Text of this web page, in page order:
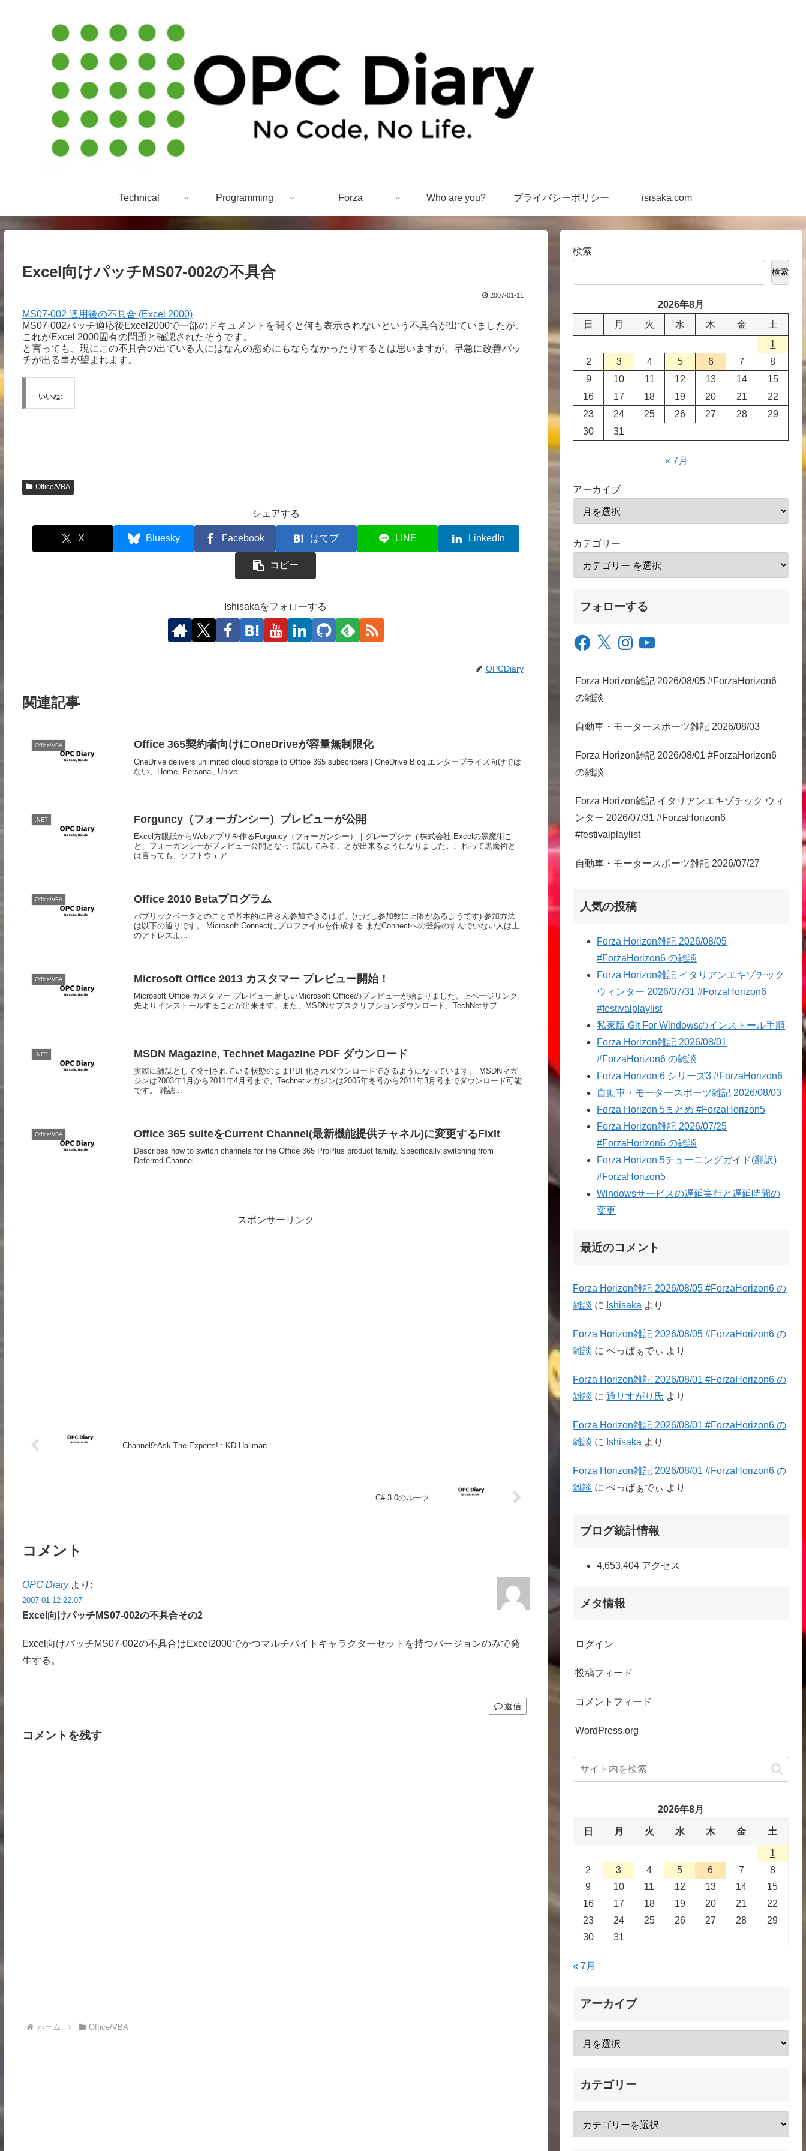
Technical Programming Forza Who are you? プライバシーポリシー isisaka.com
Excel向けパッチMS07-002の不具合
2007-01-11
MS07-002 適用後の不具合 (Excel 2000)
MS07-002パッチ適応後Excel2000で一部のドキュメントを開くと何も表示されないという不具合が出ていましたが、
これがExcel 2000固有の問題と確認されたそうです。
と言っても、現にこの不具合の出ている人にはなんの慰めにもならなかったりするとは思いますが。早急に改善パッ
チが出る事が望まれます。
いいね:
Office/VBA
シェアする
X Bluesky Facebook はてブ LINE LinkedIn
コピー
Ishisakaをフォローする
OPCDiary
関連記事
Office/VBA Office 365契約者向けにOneDriveが容量無制限化
OneDrive delivers unlimited cloud storage to Office 365 subscribers | OneDrive Blog.エンタープライズ向けでは
ない、Home, Personal, Unive...
.NET Forguncy（フォーガンシー）プレビューが公開
Excel方眼紙からWebアプリを作るForguncy（フォーガンシー）｜グレープシティ株式会社.Excelの黒魔術こ
と、フォーガンシーがプレビュー公開となって試してみることが出来るようになりました。これって黒魔術と
は言っても、ソフトウェア...
Office/VBA Office 2010 Betaプログラム
パブリックベータとのことで基本的に皆さん参加できるはず。(ただし参加数に上限があるようです) 参加方法
は以下の通りです。 Microsoft Connectにプロファイルを作成する まだConnectへの登録のすんでいない人は上
のアドレスよ...
Office/VBA Microsoft Office 2013 カスタマー プレビュー開始！
Microsoft Office カスタマー プレビュー.新しいMicrosoft Officeのプレビューが始まりました。上ページリンク
先よりインストールすることが出来ます。また、MSDNサブスクリプションダウンロード、TechNetサブ...
.NET MSDN Magazine, Technet Magazine PDF ダウンロード
実際に雑誌として発刊されている状態のままPDF化されダウンロードできるようになっています。 MSDNマガ
ジンは2003年1月から2011年4月号まで、Technetマガジンは2005年冬号から2011年3月号までダウンロード可能
です。 雑誌...
Office/VBA Office 365 suiteをCurrent Channel(最新機能提供チャネル)に変更するFixIt
Describes how to switch channels for the Office 365 ProPlus product family. Specifically switching from
Deferred Channel...
スポンサーリンク
Channel9:Ask The Experts! : KD Hallman
C# 3.0のルーツ
コメント
OPC Diary より:
2007-01-12 22:07
Excel向けパッチMS07-002の不具合その2
Excel向けパッチMS07-002の不具合はExcel2000でかつマルチバイトキャラクターセットを持つバージョンのみで発
生する。
返信
コメントを残す
ホーム Office/VBA
検索
検索
2026年8月
日
月 火 水 木 金
土
1
2
3 4 5 6 7
8
9
10 11 12 13 14
15
16
17 18 19 20 21
22
23
24 25 26 27 28
29
30
31
« 7月
アーカイブ
カテゴリー
フォローする
Facebook
X InstagramYouTube
Forza Horizon雑記 2026/08/05 #ForzaHorizon6
の雑談
自動車・モータースポーツ雑記 2026/08/03
Forza Horizon雑記 2026/08/01 #ForzaHorizon6
の雑談
Forza Horizon雑記 イタリアンエキゾチック ウィ
ンター 2026/07/31 #ForzaHorizon6
#festivalplaylist
自動車・モータースポーツ雑記 2026/07/27
人気の投稿
Forza Horizon雑記 2026/08/05
#ForzaHorizon6 の雑談
Forza Horizon雑記 イタリアンエキゾチック
ウィンター 2026/07/31 #ForzaHorizon6
#festivalplaylist
私家版 Git For Windowsのインストール手順
Forza Horizon雑記 2026/08/01
#ForzaHorizon6 の雑談
Forza Horizon 6 シリーズ3 #ForzaHorizon6
自動車・モータースポーツ雑記 2026/08/03
Forza Horizon 5まとめ #ForzaHorizon5
Forza Horizon雑記 2026/07/25
#ForzaHorizon6 の雑談
Forza Horizon 5チューニングガイド(翻訳)
#ForzaHorizon5
Windowsサービスの遅延実行と遅延時間の
変更
最近のコメント
Forza Horizon雑記 2026/08/05 #ForzaHorizon6 の
雑談 に Ishisaka より
Forza Horizon雑記 2026/08/05 #ForzaHorizon6 の
雑談 にぺっぱぁでぃ より
Forza Horizon雑記 2026/08/01 #ForzaHorizon6 の
雑談 に通りすがり氏 より
Forza Horizon雑記 2026/08/01 #ForzaHorizon6 の
雑談 に Ishisaka より
Forza Horizon雑記 2026/08/01 #ForzaHorizon6 の
雑談 にぺっぱぁでぃ より
ブログ統計情報
4,653,404 アクセス
メタ情報
ログイン
投稿フィード
コメントフィード
WordPress.org
2026年8月
日 月 火 水 木 金 土
1
2
3 4 5 6 7
8
9
10 11 12 13 14
15
16
17 18 19 20 21
22
23
24 25 26 27 28
29
30
31
« 7月
アーカイブ
カテゴリー